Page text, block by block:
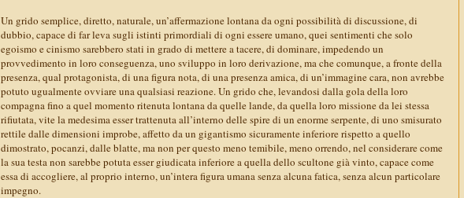
Un grido semplice, diretto, naturale, un’affermazione lontana da ogni possibilità di discussione, di
dubbio, capace di far leva sugli istinti primordiali di ogni essere umano, quei sentimenti che solo
egoismo e cinismo sarebbero stati in grado di mettere a tacere, di dominare, impedendo un
provvedimento in loro conseguenza, uno sviluppo in loro derivazione, ma che comunque, a fronte della
presenza, qual protagonista, di una figura nota, di una presenza amica, di un’immagine cara, non avrebbe
potuto ugualmente ovviare una qualsiasi reazione. Un grido che, levandosi dalla gola della loro
compagna fino a quel momento ritenuta lontana da quelle lande, da quella loro missione da lei stessa
rifiutata, vite la medesima esser trattenuta all’interno delle spire di un enorme serpente, di uno smisurato
rettile dalle dimensioni improbe, affetto da un gigantismo sicuramente inferiore rispetto a quello
dimostrato, pocanzi, dalle blatte, ma non per questo meno temibile, meno orrendo, nel considerare come
la sua testa non sarebbe potuta esser giudicata inferiore a quella dello scultone già vinto, capace come
essa di accogliere, al proprio interno, un’intera figura umana senza alcuna fatica, senza alcun particolare
impegno.